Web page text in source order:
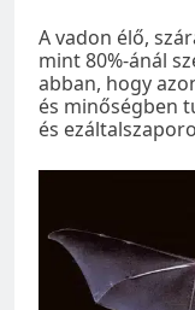
A vadon élő,
mint 80%-ánál
abban, hogy
és minőségben
és